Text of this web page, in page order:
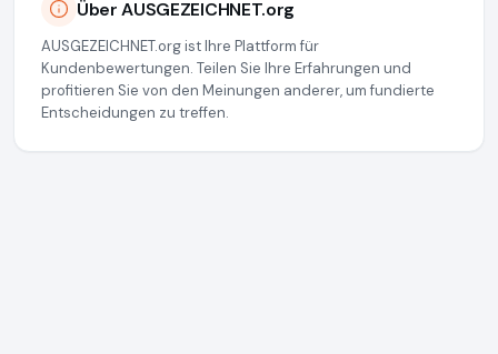
Über AUSGEZEICHNET.org
AUSGEZEICHNET.org ist Ihre Plattform für
Kundenbewertungen. Teilen Sie Ihre Erfahrungen und
profitieren Sie von den Meinungen anderer, um fundierte
Entscheidungen zu treffen.